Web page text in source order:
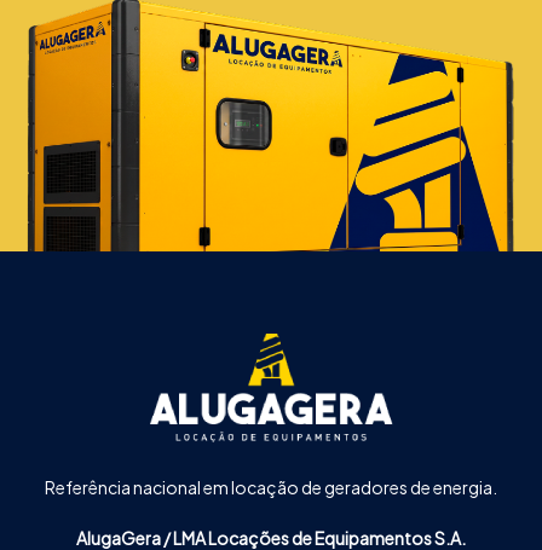
Referência nacional em locação de geradores de energia.
AlugaGera / LMA Locações de Equipamentos S.A.